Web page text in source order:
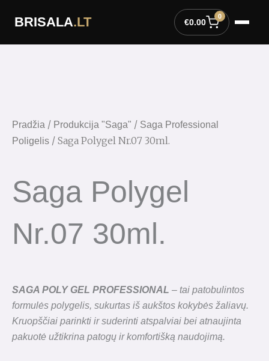
BRISALA.LT €0.00
0
Pradžia / Produkcija "Saga" / Saga Professional
Poligelis / Saga Polygel Nr.07 30ml.
Saga Polygel
Nr.07 30ml.
SAGA POLY GEL PROFESSIONAL – tai patobulintos
formulės polygelis, sukurtas iš aukštos kokybės žaliavų.
Kruopščiai parinkti ir suderinti atspalviai bei atnaujinta
pakuotė užtikrina patogų ir komfortišką naudojimą.